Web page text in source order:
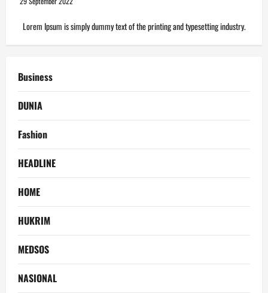
Lorem Ipsum is simply dummy text of the printing and typesetting industry.
Business
DUNIA
Fashion
HEADLINE
HOME
HUKRIM
MEDSOS
NASIONAL